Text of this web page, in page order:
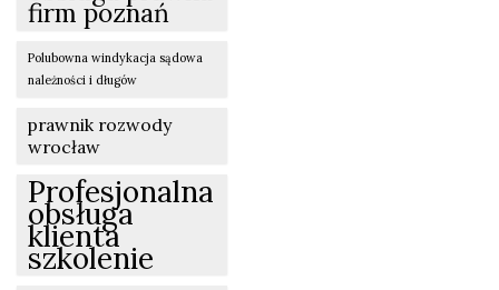
firm poznań
Polubowna windykacja sądowa
należności i długów
prawnik rozwody
wrocław
Profesjonalna
obsługa
klienta
szkolenie